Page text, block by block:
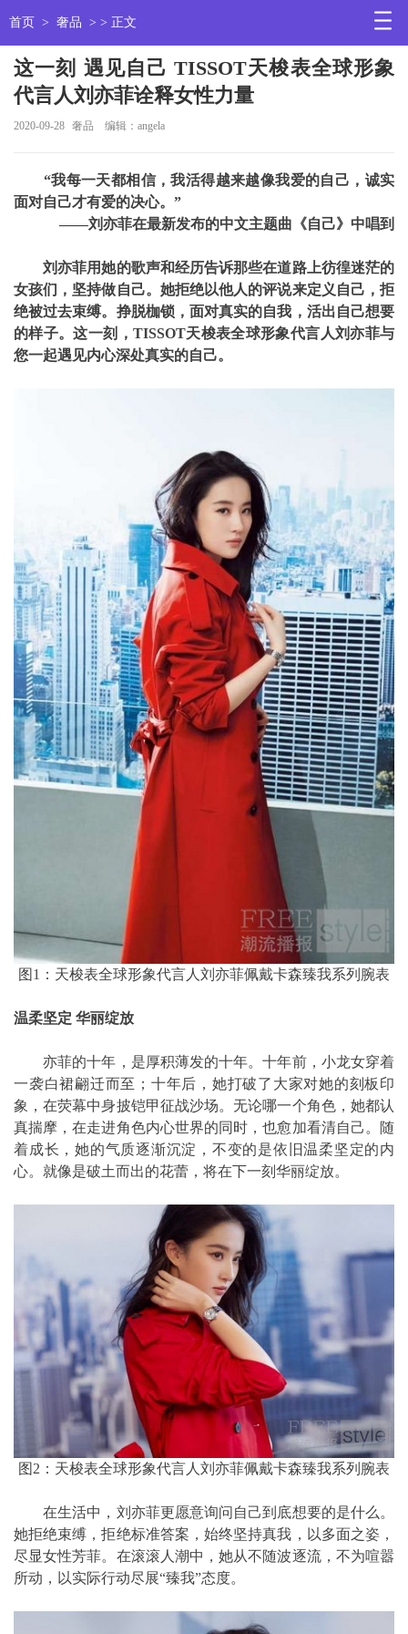
首页 > 奢品 > > 正文
这一刻 遇见自己 TISSOT天梭表全球形象
代言人刘亦菲诠释女性力量
2020-09-28 奢品 编辑：angela
“我每一天都相信，我活得越来越像我爱的自己，诚实
面对自己才有爱的决心。”
——刘亦菲在最新发布的中文主题曲《自己》中唱到
刘亦菲用她的歌声和经历告诉那些在道路上彷徨迷茫的
女孩们，坚持做自己。她拒绝以他人的评说来定义自己，拒
绝被过去束缚。挣脱枷锁，面对真实的自我，活出自己想要
的样子。这一刻，TISSOT天梭表全球形象代言人刘亦菲与
您一起遇见内心深处真实的自己。
图1：天梭表全球形象代言人刘亦菲佩戴卡森臻我系列腕表
温柔坚定 华丽绽放
亦菲的十年，是厚积薄发的十年。十年前，小龙女穿着
一袭白裙翩迁而至；十年后，她打破了大家对她的刻板印
象，在荧幕中身披铠甲征战沙场。无论哪一个角色，她都认
真揣摩，在走进角色内心世界的同时，也愈加看清自己。随
着成长，她的气质逐渐沉淀，不变的是依旧温柔坚定的内
心。就像是破土而出的花蕾，将在下一刻华丽绽放。
图2：天梭表全球形象代言人刘亦菲佩戴卡森臻我系列腕表
在生活中，刘亦菲更愿意询问自己到底想要的是什么。
她拒绝束缚，拒绝标准答案，始终坚持真我，以多面之姿，
尽显女性芳菲。在滚滚人潮中，她从不随波逐流，不为喧嚣
所动，以实际行动尽展“臻我”态度。